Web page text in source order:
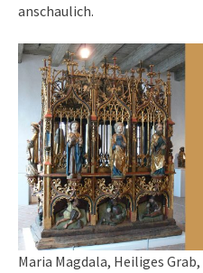
anschaulich.
Maria Magdala, Heiliges Grab,